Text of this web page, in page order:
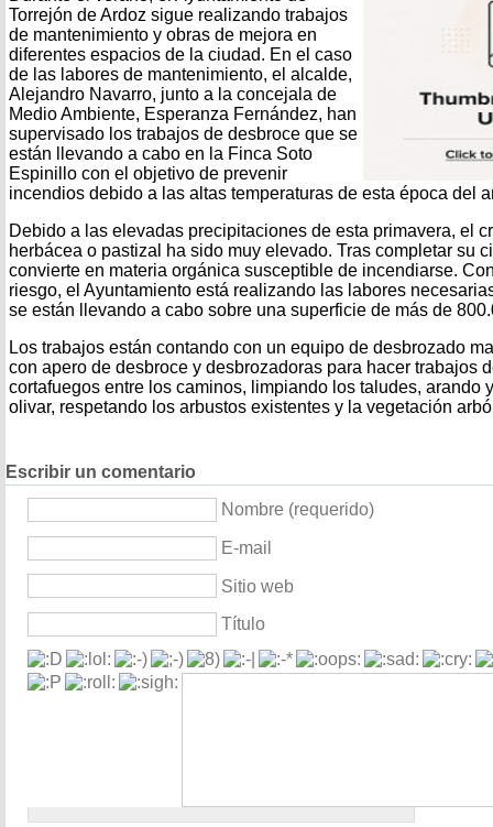
Torrejón de Ardoz sigue realizando trabajos
de mantenimiento y obras de mejora en
diferentes espacios de la ciudad. En el caso
de las labores de mantenimiento, el alcalde,
Alejandro Navarro, junto a la concejala de
Medio Ambiente, Esperanza Fernández, han
supervisado los trabajos de desbroce que se
están llevando a cabo en la Finca Soto
Espinillo con el objetivo de prevenir
incendios debido a las altas temperaturas de esta época del
Debido a las elevadas precipitaciones de esta primavera, el
herbácea o pastizal ha sido muy elevado. Tras completar su
convierte en materia orgánica susceptible de incendiarse.
riesgo, el Ayuntamiento está realizando las labores
se están llevando a cabo sobre una superficie de más de
Los trabajos están contando con un equipo de desbrozado
con apero de desbroce y desbrozadoras para hacer trabajos
cortafuegos entre los caminos, limpiando los taludes, arando
olivar, respetando los arbustos existentes y la vegetación
Escribir un comentario
Nombre (requerido)
E-mail
Sitio web
Título